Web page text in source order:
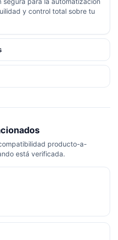
y control total sobre tu
producto-a-
está verificada.